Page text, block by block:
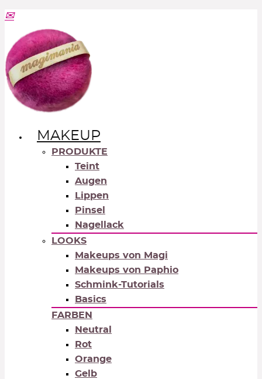
MAKEUP
PRODUKTE
Teint
Augen
Lippen
Pinsel
Nagellack
LOOKS
Makeups von Magi
Makeups von Paphio
Schmink-Tutorials
Basics
FARBEN
Neutral
Rot
Orange
Gelb